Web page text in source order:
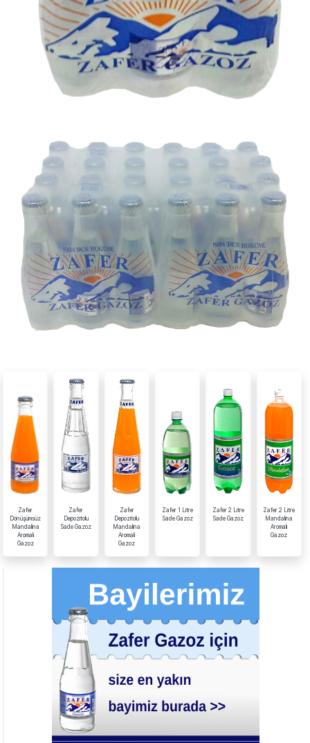
Zafer
Dönüşümsüz
Mandalina
Aromalı
Gazoz
Zafer
Depozitolu
Sade Gazoz
Zafer
Depozitolu
Mandalina
Aromali
Gazoz
Zafer 1 Litre
Sade Gazoz
Zafer 2 Litre
Sade Gazoz
Zafer 2 Litre
Mandalina
Aromalı
Gazoz